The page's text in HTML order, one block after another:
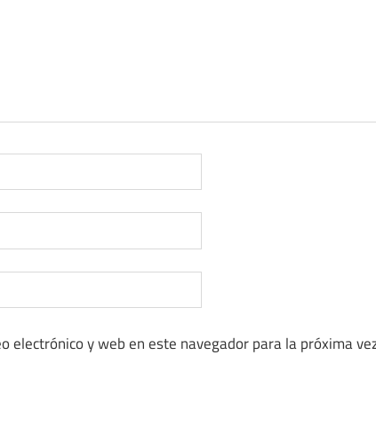
electrónico y web en este navegador para la próxima